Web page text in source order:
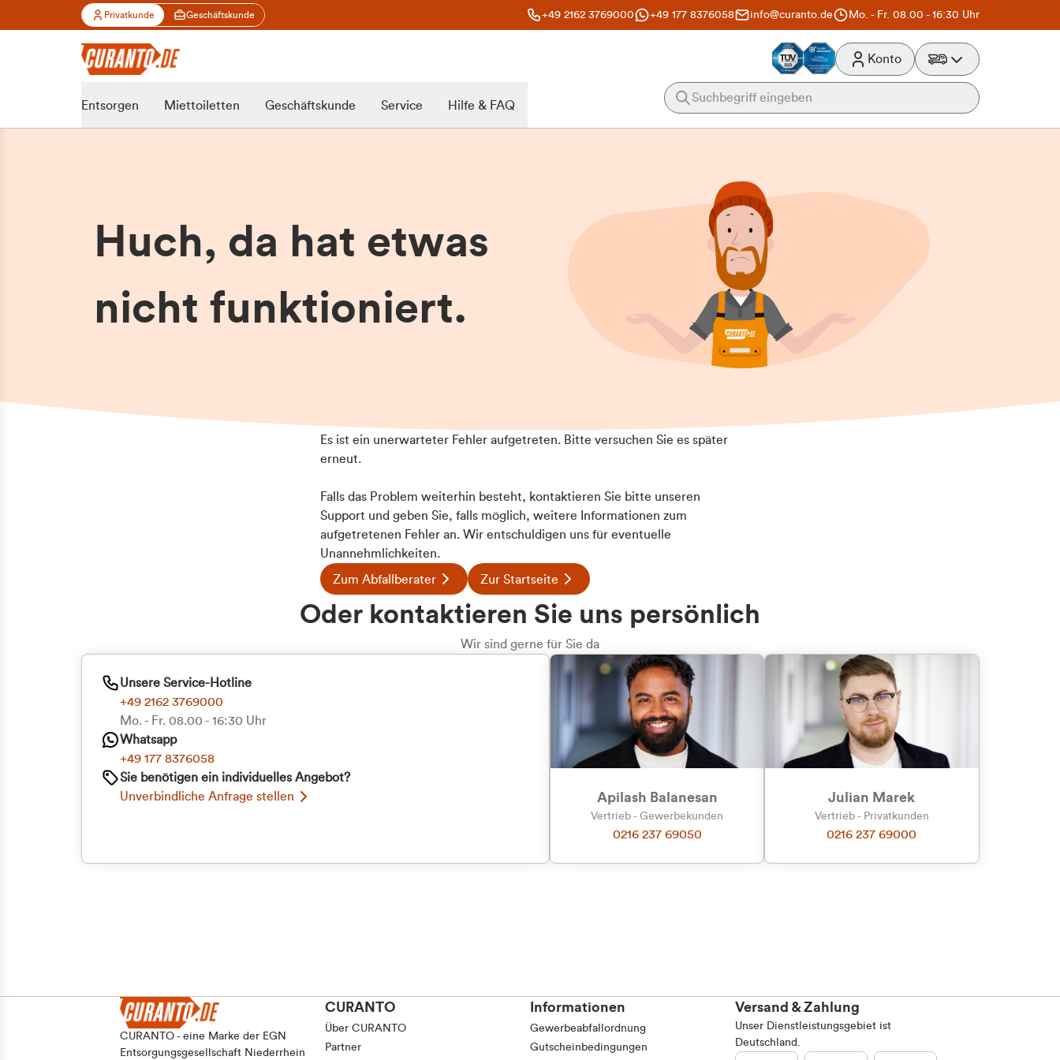
Privatkunde Geschäftskunde +49 2162 3769000 +49 177 8376058 info@curanto.de Mo. - Fr. 08.00 - 16:30 Uhr
Zu welcher
Kundengruppe
Konto
Entsorgen Miettoiletten Geschäftskunde Service Hilfe & FAQ
Huch, da hat etwas
nicht funktioniert.
Es ist ein unerwarteter Fehler aufgetreten. Bitte versuchen Sie es später
erneut.
Falls das Problem weiterhin besteht, kontaktieren Sie bitte unseren
Support und geben Sie, falls möglich, weitere Informationen zum
aufgetretenen Fehler an. Wir entschuldigen uns für eventuelle
Unannehmlichkeiten.
Zum Abfallberater Zur Startseite
Oder kontaktieren Sie uns persönlich
Wir sind gerne für Sie da
Unsere Service-Hotline
+49 2162 3769000
Mo. - Fr. 08.00 - 16:30 Uhr
Whatsapp
+49 177 8376058
Sie benötigen ein individuelles Angebot?
Unverbindliche Anfrage stellen
Apilash Balanesan
Vertrieb - Gewerbekunden
0216 237 69050
Julian Marek
Vertrieb - Privatkunden
0216 237 69000
CURANTO - eine Marke der EGN
Entsorgungsgesellschaft Niederrhein
CURANTO
Über CURANTO
Partner
Informationen
Gewerbeabfallordnung
Gutscheinbedingungen
Versand & Zahlung
Unser Dienstleistungsgebiet ist
Deutschland.